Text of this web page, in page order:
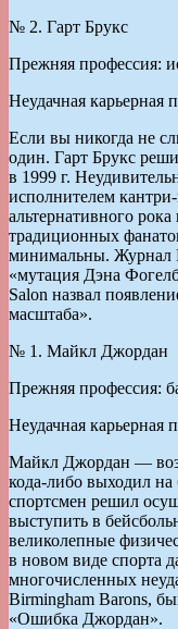
№ 2. Гарт Брукс
Прежняя профессия:
Неудачная карьерная
Если вы никогда не
один. Гарт Брукс
в 1999 г.
исполнителем
альтернативного
традиционных
минимальны. Журнал
«мутация Дэна
Salon назвал
масштаба».
№ 1. Майкл Джордан
Прежняя профессия:
Неудачная карьерная
Майкл Джордан —
кода-либо выходил
спортсмен решил
выступить в
великолепные
в новом виде спорта
многочисленных
Birmingham Barons,
«Ошибка Джордан».